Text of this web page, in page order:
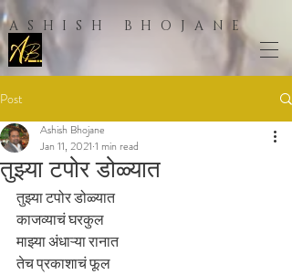
ASHISH BHOJANE
Post
तुझ्या टपोर डोळ्यात
Ashish Bhojane
Jan 11, 2021 1 min read
तुझ्या टपोर डोळ्यात
काजव्याचं घरकुल
माझ्या अंधाऱ्या रानात
तेच प्रकाशाचं फूल